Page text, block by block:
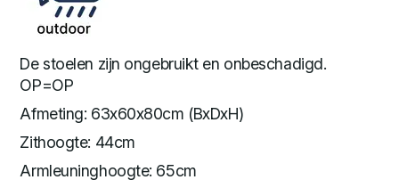
De stoelen zijn ongebruikt en onbeschadigd.
OP=OP
Afmeting: 63x60x80cm (BxDxH)
Zithoogte: 44cm
Armleuninghoogte: 65cm